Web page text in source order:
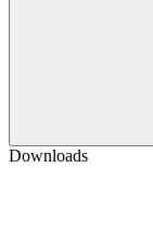
Downloads